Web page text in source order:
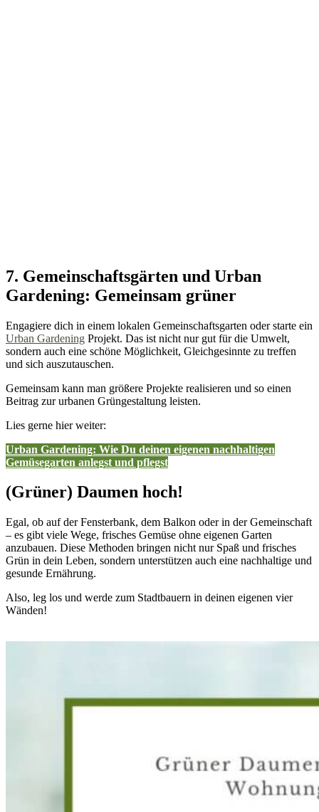
7. Gemeinschaftsgärten und Urban
Gardening: Gemeinsam grüner
Engagiere dich in einem lokalen Gemeinschaftsgarten oder starte ein
Urban Gardening Projekt. Das ist nicht nur gut für die Umwelt,
sondern auch eine schöne Möglichkeit, Gleichgesinnte zu treffen
und sich auszutauschen.
Gemeinsam kann man größere Projekte realisieren und so einen
Beitrag zur urbanen Grüngestaltung leisten.
Lies gerne hier weiter:
Urban Gardening: Wie Du deinen eigenen nachhaltigen
Gemüsegarten anlegst und pflegst
(Grüner) Daumen hoch!
Egal, ob auf der Fensterbank, dem Balkon oder in der Gemeinschaft
– es gibt viele Wege, frisches Gemüse ohne eigenen Garten
anzubauen. Diese Methoden bringen nicht nur Spaß und frisches
Grün in dein Leben, sondern unterstützen auch eine nachhaltige und
gesunde Ernährung.
Also, leg los und werde zum Stadtbauern in deinen eigenen vier
Wänden!